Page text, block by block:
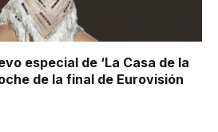
especial de ‘La Casa de la
de la final de Eurovisión